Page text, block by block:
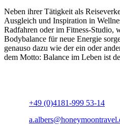
Neben ihrer Tätigkeit als
Ausgleich und Inspiration in
Radfahren oder im Fitness-Studio,
Bodybalance für neue Energie
genauso dazu wie der ein oder
dem Motto: Balance im Leben ist
+49 (0)4181-999 53-14